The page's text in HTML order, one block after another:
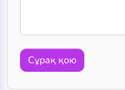
Сұрақ қою